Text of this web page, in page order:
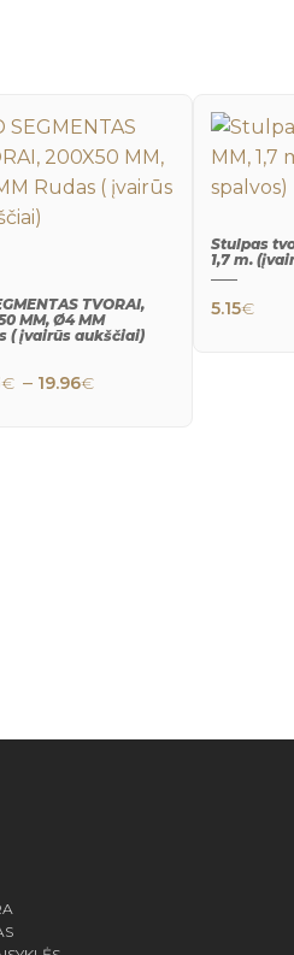
This product has
VIEW
TVORAI,
MM, Ø4 MM
( įvairūs aukščiai)
€ – 19.96€
Stulpas
1,7 m.
5.15€